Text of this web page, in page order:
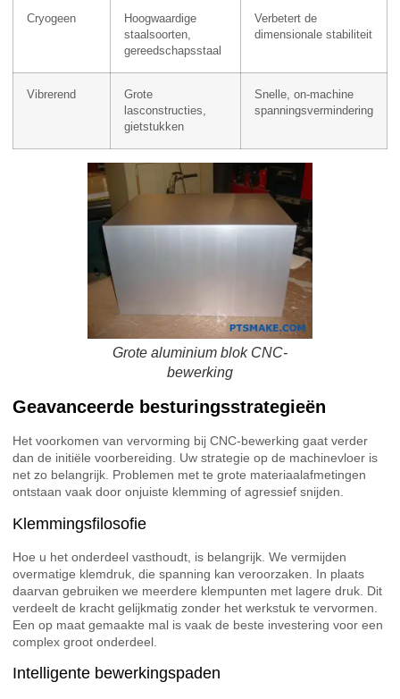
Cryogeen
Hoogwaardige
staalsoorten,
gereedschapsstaal
Verbetert de
dimensionale stabiliteit
Vibrerend
Grote
lasconstructies,
gietstukken
Snelle, on-machine
spanningsvermindering
Grote aluminium blok CNC-
bewerking
Geavanceerde besturingsstrategieën
Het voorkomen van vervorming bij CNC-bewerking gaat verder
dan de initiële voorbereiding. Uw strategie op de machinevloer is
net zo belangrijk. Problemen met te grote materiaalafmetingen
ontstaan vaak door onjuiste klemming of agressief snijden.
Klemmingsfilosofie
Hoe u het onderdeel vasthoudt, is belangrijk. We vermijden
overmatige klemdruk, die spanning kan veroorzaken. In plaats
daarvan gebruiken we meerdere klempunten met lagere druk. Dit
verdeelt de kracht gelijkmatig zonder het werkstuk te vervormen.
Een op maat gemaakte mal is vaak de beste investering voor een
complex groot onderdeel.
Intelligente bewerkingspaden